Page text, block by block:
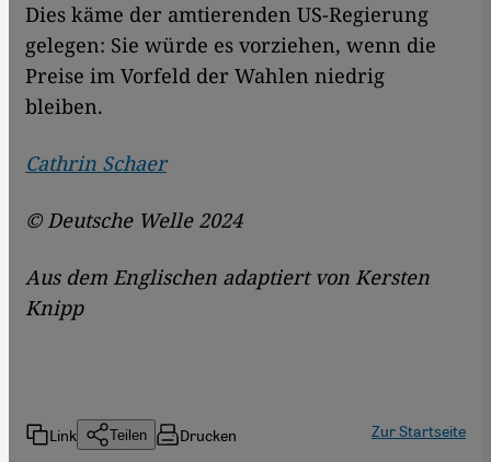
Dies käme der amtierenden US-Regierung
gelegen: Sie würde es vorziehen, wenn die
Preise im Vorfeld der Wahlen niedrig
bleiben.
Cathrin Schaer
© Deutsche Welle 2024
Aus dem Englischen adaptiert von Kersten
Knipp
Link Teilen Drucken Zur Startseite